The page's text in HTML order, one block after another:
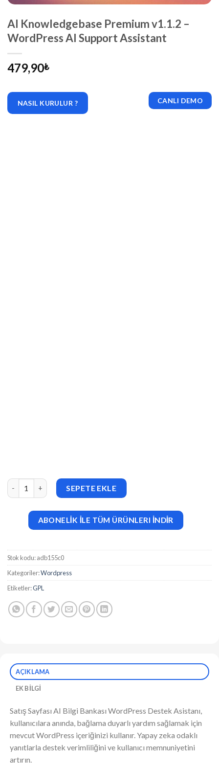
AI Knowledgebase Premium v1.1.2 –
WordPress AI Support Assistant
479,90₺
NASIL KURULUR ? CANLI DEMO
AI Knowledgebase Premium v1.1.2 – WordPress AI Support
SEPETE EKLE
ABONELİK İLE TÜM ÜRÜNLERI İNDİR
Stok kodu:adb155c0
Kategoriler:Wordpress
Etiketler:GPL
AÇIKLAMA
EK BILGI
Satış Sayfası AI Bilgi Bankası WordPress Destek Asistanı,
kullanıcılara anında, bağlama duyarlı yardım sağlamak için
mevcut WordPress içeriğinizi kullanır. Yapay zeka odaklı
yanıtlarla destek verimliliğini ve kullanıcı memnuniyetini
artırın.